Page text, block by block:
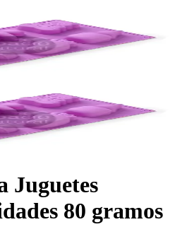
Juguetes
80 gramos